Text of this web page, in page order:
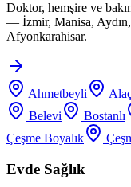
Doktor, hemşire ve
— İzmir, Manisa,
Afyonkarahisar.
Ahmetbeyli
Belevi
Bostanlı
Çeşme Boyalık
Evde Sağlık